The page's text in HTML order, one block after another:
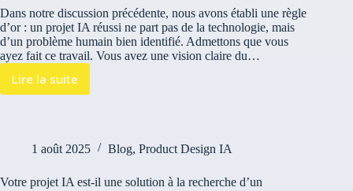
Dans notre discussion précédente, nous avons établi une règle
d’or : un projet IA réussi ne part pas de la technologie, mais
d’un problème humain bien identifié. Admettons que vous
ayez fait ce travail. Vous avez une vision claire du…
Lire la suite
1 août 2025 Blog, Product Design IA
Votre projet IA est-il une solution à la recherche d’un